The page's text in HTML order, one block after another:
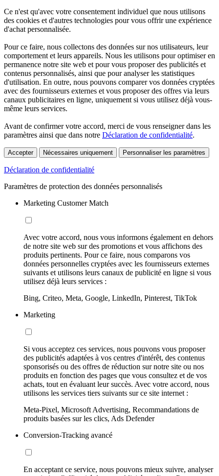
Ce n'est qu'avec votre consentement individuel que nous utilisons
des cookies et d'autres technologies pour vous offrir une expérience
d'achat personnalisée.
Pour ce faire, nous collectons des données sur nos utilisateurs, leur
comportement et leurs appareils. Nous les utilisons pour optimiser en
permanence notre site web et pour vous proposer des publicités et
contenus personnalisés, ainsi que pour analyser les statistiques
d'utilisation. En outre, nous pouvons comparer vos données cryptées
avec des fournisseurs externes et vous proposer des offres via leurs
canaux publicitaires en ligne, uniquement si vous utilisez déjà vous-
même leurs services.
Avant de confirmer votre accord, merci de vous renseigner dans les
paramètres ainsi que dans notre Déclaration de confidentialité.
Accepter Nécessaires uniquement Personnaliser les paramètres
Déclaration de confidentialité
Paramètres de protection des données personnalisés
Marketing Customer Match
Avec votre accord, nous vous informons également en dehors
de notre site web sur des promotions et vous affichons des
produits pertinents. Pour ce faire, nous comparons vos
données personnelles cryptées avec les fournisseurs externes
suivants et utilisons leurs canaux de publicité en ligne si vous
utilisez déjà leurs services :
Bing, Criteo, Meta, Google, LinkedIn, Pinterest, TikTok
Marketing
Si vous acceptez ces services, nous pouvons vous proposer
des publicités adaptées à vos centres d'intérêt, des contenus
sponsorisés ou des offres de réduction sur notre site ou nos
produits en fonction des pages que vous consultez et de vos
achats, tout en évaluant leur succès. Avec votre accord, nous
utilisons les services tiers suivants sur ce site internet :
Meta-Pixel, Microsoft Advertising, Recommandations de
produits basées sur les clics, Ads Defender
Conversion-Tracking avancé
En acceptant ce service, nous pouvons mieux suivre, analyser